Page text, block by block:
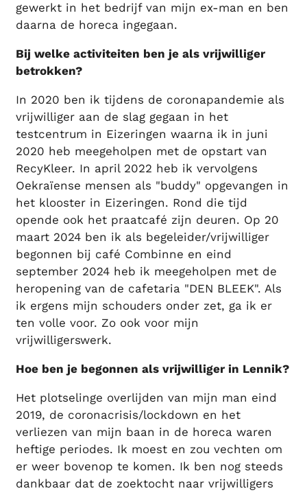
gewerkt in het bedrijf van mijn ex-man en ben
daarna de horeca ingegaan.
Bij welke activiteiten ben je als vrijwilliger
betrokken?
In 2020 ben ik tijdens de coronapandemie als
vrijwilliger aan de slag gegaan in het
testcentrum in Eizeringen waarna ik in juni
2020 heb meegeholpen met de opstart van
RecyKleer. In april 2022 heb ik vervolgens
Oekraïense mensen als "buddy" opgevangen in
het klooster in Eizeringen. Rond die tijd
opende ook het praatcafé zijn deuren. Op 20
maart 2024 ben ik als begeleider/vrijwilliger
begonnen bij café Combinne en eind
september 2024 heb ik meegeholpen met de
heropening van de cafetaria "DEN BLEEK". Als
ik ergens mijn schouders onder zet, ga ik er
ten volle voor. Zo ook voor mijn
vrijwilligerswerk.
Hoe ben je begonnen als vrijwilliger in Lennik?
Het plotselinge overlijden van mijn man eind
2019, de coronacrisis/lockdown en het
verliezen van mijn baan in de horeca waren
heftige periodes. Ik moest en zou vechten om
er weer bovenop te komen. Ik ben nog steeds
dankbaar dat de zoektocht naar vrijwilligers